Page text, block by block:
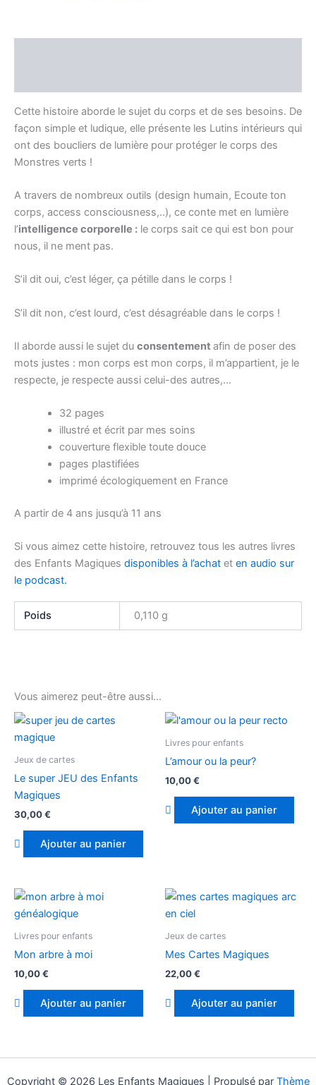
Cette histoire aborde le sujet du corps et de ses besoins. De
façon simple et ludique, elle présente les Lutins intérieurs qui
ont des boucliers de lumière pour protéger le corps des
Monstres verts !
A travers de nombreux outils (design humain, Ecoute ton
corps, access consciousness,..), ce conte met en lumière
l’intelligence corporelle : le corps sait ce qui est bon pour
nous, il ne ment pas.
S’il dit oui, c’est léger, ça pétille dans le corps !
S’il dit non, c’est lourd, c’est désagréable dans le corps !
Il aborde aussi le sujet du consentement afin de poser des
mots justes : mon corps est mon corps, il m’appartient, je le
respecte, je respecte aussi celui-des autres,…
32 pages
illustré et écrit par mes soins
couverture flexible toute douce
pages plastifiées
imprimé écologiquement en France
A partir de 4 ans jusqu’à 11 ans
Si vous aimez cette histoire, retrouvez tous les autres livres
des Enfants Magiques disponibles à l’achat et en audio sur
le podcast.
Poids 0,110 g
Vous aimerez peut-être aussi…
Jeux de cartes
Le super JEU des Enfants
Magiques
30,00€
Ajouter au panier
Livres pour enfants
L’amour ou la peur?
10,00€
Ajouter au panier
Livres pour enfants
Mon arbre à moi
10,00€
Ajouter au panier
Jeux de cartes
Mes Cartes Magiques
22,00€
Ajouter au panier
Copyright © 2026 Les Enfants Magiques | Propulsé par Thème